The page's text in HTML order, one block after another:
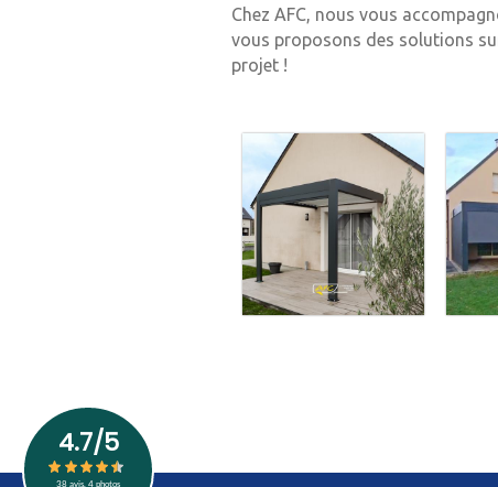
Chez AFC, nous vous
vous proposons des solutions
projet !